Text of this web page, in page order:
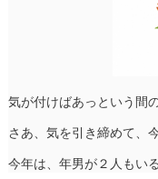
気が付けばあっという間
さあ、気を引き締めて、
今年は、年男が２人もい